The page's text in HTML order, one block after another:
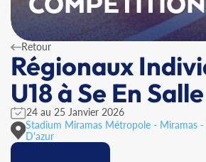
Retour
Régionaux
U18 à Se En Salle
24 au 25 Janvier 2026
Stadium Miramas Métropole - Miramas -
D'azur